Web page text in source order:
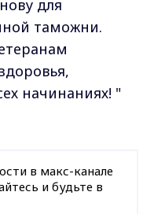
для
таможни.
начинаниях! "
в макс-канале
и будьте в